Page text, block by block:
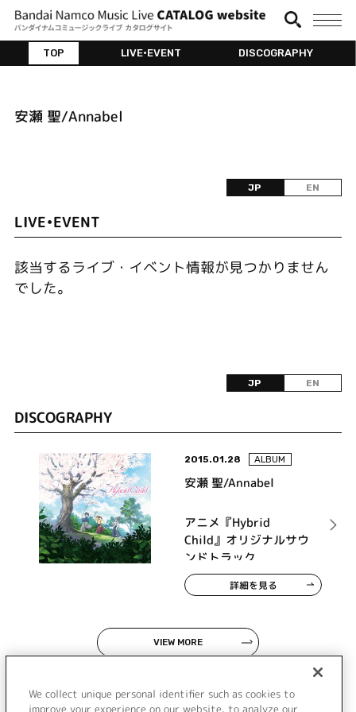
TOP LIVE•EVENT DISCOGRAPHY
安瀬 聖/Annabel
JP EN
LIVE•EVENT
該当するライブ・イベント情報が見つかりません
でした。
JP EN
DISCOGRAPHY
2015.01.28 ALBUM
安瀬 聖/Annabel
アニメ『Hybrid
Child』オリジナルサウ
ンドトラック
詳細を見る
VIEW MORE
We collect unique personal identifier such as cookies to
improve your experience on our website, to analyze our